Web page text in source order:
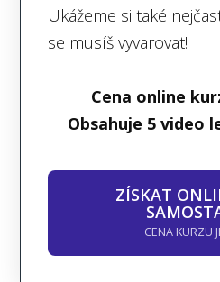
Ukážeme si také
se musíš vyvarovat!
Cena online
Obsahuje 5 video
ZÍSKAT
CENA KURZU